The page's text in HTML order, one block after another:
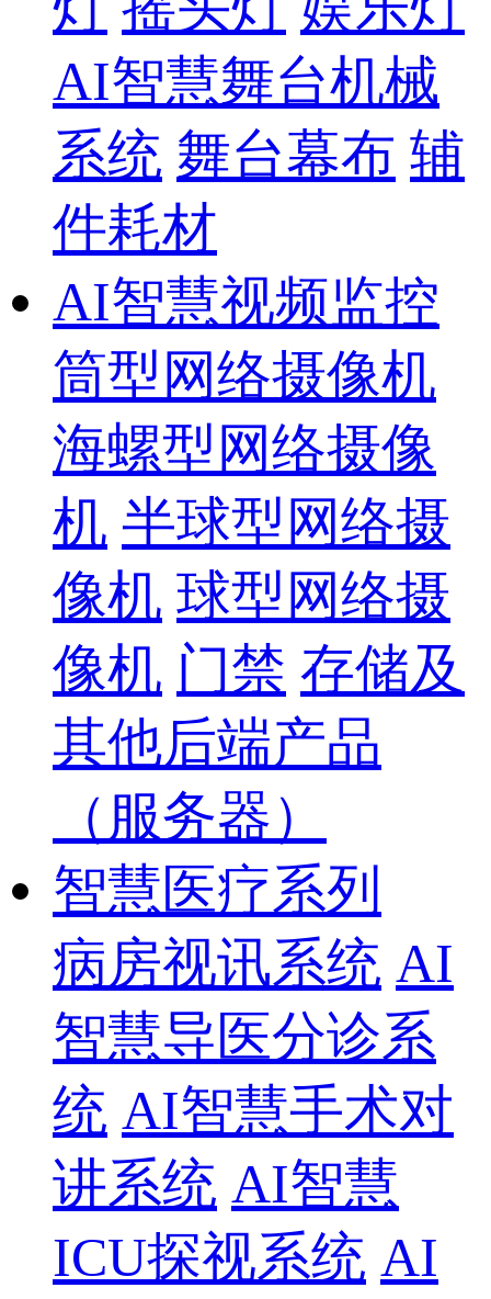
AI智慧舞台机械
系统 舞台幕布 辅
件耗材
AI智慧视频监控
筒型网络摄像机
海螺型网络摄像
机 半球型网络摄
像机 球型网络摄
像机 门禁 存储及
其他后端产品
（服务器）
智慧医疗系列
病房视讯系统 AI
智慧导医分诊系
统 AI智慧手术对
讲系统 AI智慧
ICU探视系统 AI